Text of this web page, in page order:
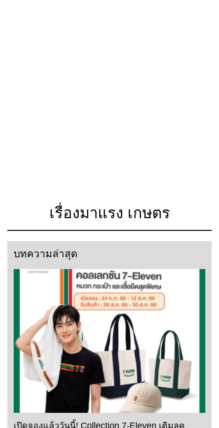
เรื่องมาแรง เกษตร
บทความล่าสุด
เปิดจองแล้ววันนี้! Collection 7-Eleven เติมลุค